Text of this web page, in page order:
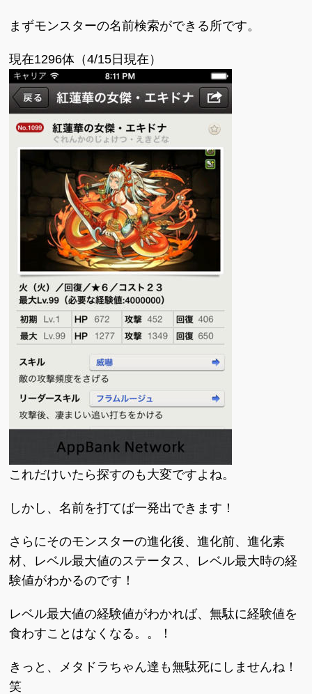
まずモンスターの名前検索ができる所です。
現在1296体（4/15日現在）
これだけいたら探すのも大変ですよね。
しかし、名前を打てば一発出できます！
さらにそのモンスターの進化後、進化前、進化素
材、レベル最大値のステータス、レベル最大時の経
験値がわかるのです！
レベル最大値の経験値がわかれば、無駄に経験値を
食わすことはなくなる。。！
きっと、メタドラちゃん達も無駄死にしませんね！
笑